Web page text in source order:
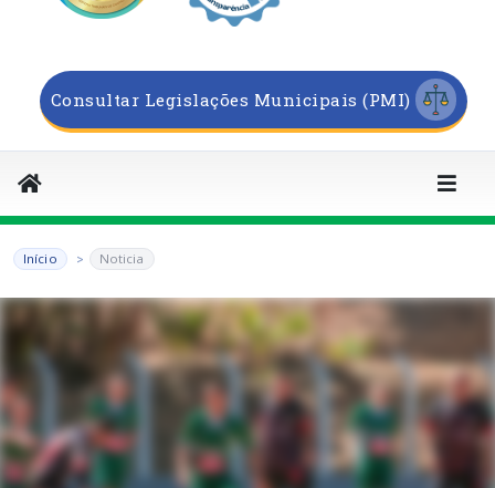
Consultar Legislações Municipais (PMI)
Início Noticia